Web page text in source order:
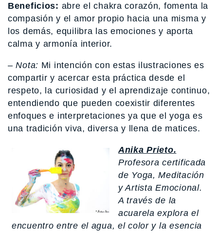
Beneficios: abre el chakra corazón, fomenta la
compasión y el amor propio hacia una misma y
los demás, equilibra las emociones y aporta
calma y armonía interior.
– Nota: Mi intención con estas ilustraciones es
compartir y acercar esta práctica desde el
respeto, la curiosidad y el aprendizaje continuo,
entendiendo que pueden coexistir diferentes
enfoques e interpretaciones ya que el yoga es
una tradición viva, diversa y llena de matices.
Anika Prieto.
Profesora certificada
de Yoga, Meditación
y Artista Emocional.
A través de la
acuarela explora el
encuentro entre el agua, el color y la esencia